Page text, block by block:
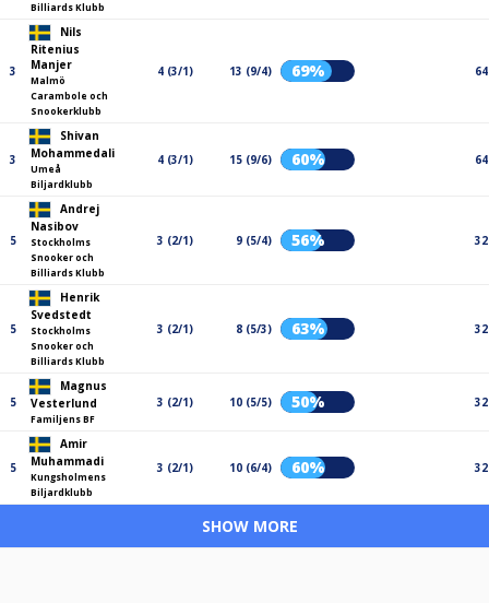
Billiards Klubb
3
Nils
Ritenius
Manjer
Malmö
Carambole och
Snookerklubb
4 (3/1) 13 (9/4) 69%
3
Shivan
Mohammedali
Umeå
Biljardklubb
4 (3/1) 15 (9/6) 60%
5
Andrej
Nasibov
Stockholms
Snooker och
Billiards Klubb
3 (2/1) 9 (5/4) 56%
5
Henrik
Svedstedt
Stockholms
Snooker och
Billiards Klubb
3 (2/1) 8 (5/3) 63%
5
Magnus
Vesterlund
Familjens BF
3 (2/1) 10 (5/5) 50%
5
Amir
Muhammadi
Kungsholmens
Biljardklubb
3 (2/1) 10 (6/4) 60%
SHOW MORE